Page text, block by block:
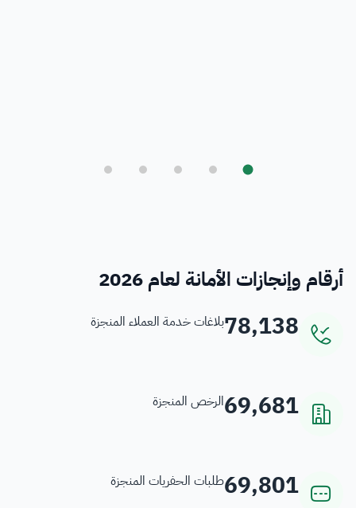
أرقام وإنجازات الأمانة لعام 2026
78,138بلاغات خدمة العملاء المنجزة
69,681الرخص المنجزة
69,801طلبات الحفريات المنجزة